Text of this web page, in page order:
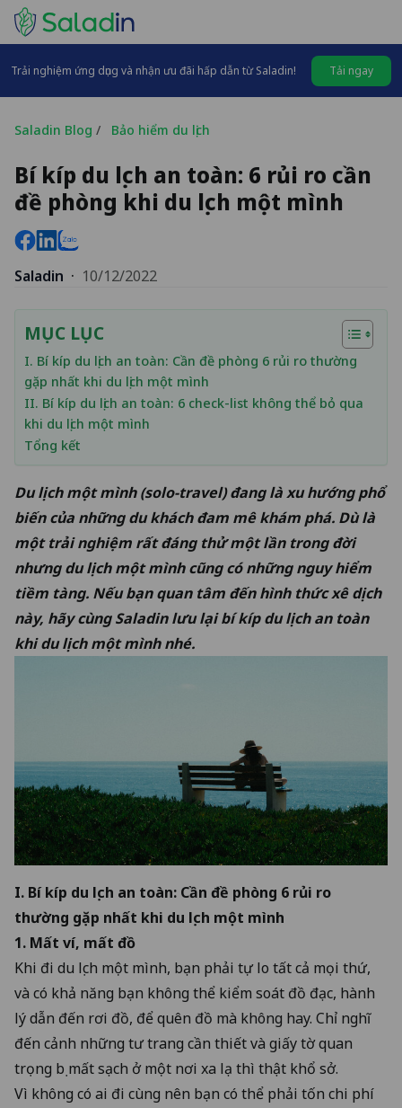
Trải nghiệm ứng dụng và nhận ưu đãi hấp dẫn từ Saladin! Tải ngay
Saladin Blog / Bảo hiểm du lịch
Bí kíp du lịch an toàn: 6 rủi ro cần
đề phòng khi du lịch một mình
Saladin · 10/12/2022
MỤC LỤC
I. Bí kíp du lịch an toàn: Cần đề phòng 6 rủi ro thường
gặp nhất khi du lịch một mình
II. Bí kíp du lịch an toàn: 6 check-list không thể bỏ qua
khi du lịch một mình
Tổng kết
Du lịch một mình (solo-travel) đang là xu hướng phổ
biến của những du khách đam mê khám phá. Dù là
một trải nghiệm rất đáng thử một lần trong đời
nhưng du lịch một mình cũng có những nguy hiểm
tiềm tàng. Nếu bạn quan tâm đến hình thức xê dịch
này, hãy cùng Saladin lưu lạibí kíp du lịch an toàn
khi du lịch một mình nhé.
I. Bí kíp du lịch an toàn: Cần đề phòng 6 rủi ro
thường gặp nhất khi du lịch một mình
1. Mất ví, mất đồ
Khi đi du lịch một mình, bạn phải tự lo tất cả mọi thứ,
và có khả năng bạn không thể kiểm soát đồ đạc, hành
lý dẫn đến rơi đồ, để quên đồ mà không hay. Chỉ nghĩ
đến cảnh những tư trang cần thiết và giấy tờ quan
trọng bị mất sạch ở một nơi xa lạ thì thật khổ sở.
Vì không có ai đi cùng nên bạn có thể phải tốn chi phí